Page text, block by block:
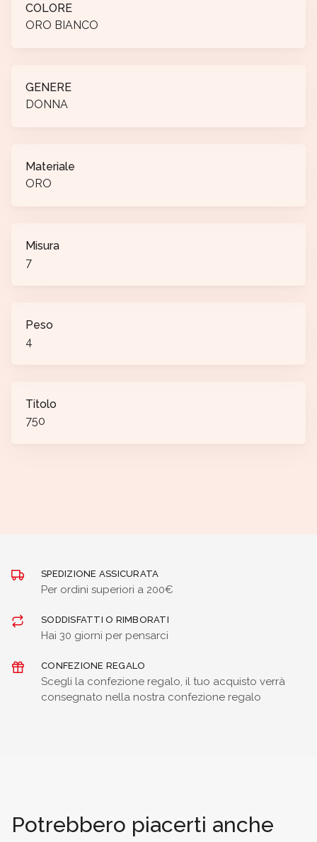
COLORE
ORO BIANCO
GENERE
DONNA
Materiale
ORO
Misura
7
Peso
4
Titolo
750
SPEDIZIONE ASSICURATA
Per ordini superiori a 200€
SODDISFATTI O RIMBORATI
Hai 30 giorni per pensarci
CONFEZIONE REGALO
Scegli la confezione regalo, il tuo acquisto verrà
consegnato nella nostra confezione regalo
Potrebbero piacerti anche